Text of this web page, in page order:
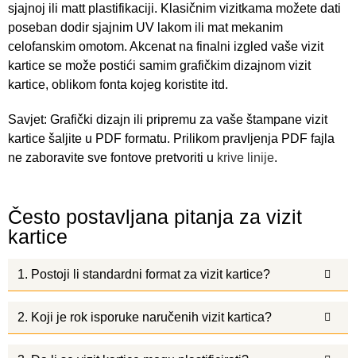
sjajnoj ili matt plastifikaciji. Klasičnim vizitkama možete dati
poseban dodir sjajnim UV lakom ili mat mekanim
celofanskim omotom. Akcenat na finalni izgled vaše vizit
kartice se može postići samim grafičkim dizajnom vizit
kartice, oblikom fonta kojeg koristite itd.
Savjet: Grafički dizajn ili pripremu za vaše štampane vizit
kartice šaljite u PDF formatu. Prilikom pravljenja PDF fajla
ne zaboravite sve fontove pretvoriti u krive linije.
Često postavljana pitanja za vizit
kartice
1. Postoji li standardni format za vizit kartice?
2. Koji je rok isporuke naručenih vizit kartica?